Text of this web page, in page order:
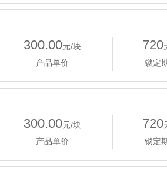
300.00元/块
产品单价
720
锁定
300.00元/块
产品单价
720
锁定